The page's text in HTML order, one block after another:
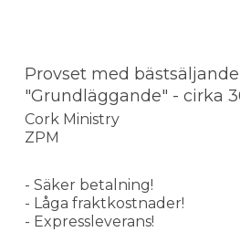
Provset med
"Grundläggande" - cirka
Cork Ministry
ZPM
- Säker betalning!
- Låga fraktkostnader!
- Expressleverans!